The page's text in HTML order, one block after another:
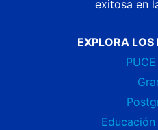
exitosa en
EXPLORA